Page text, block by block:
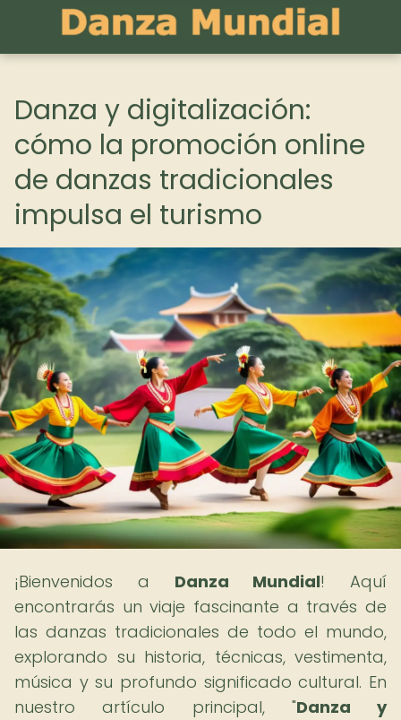
Danza y digitalización:
cómo la promoción online
de danzas tradicionales
impulsa el turismo
¡Bienvenidos a Danza Mundial! Aquí
encontrarás un viaje fascinante a través de
las danzas tradicionales de todo el mundo,
explorando su historia, técnicas, vestimenta,
música y su profundo significado cultural. En
nuestro artículo principal, "Danza y